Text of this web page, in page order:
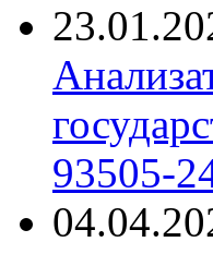
93505-